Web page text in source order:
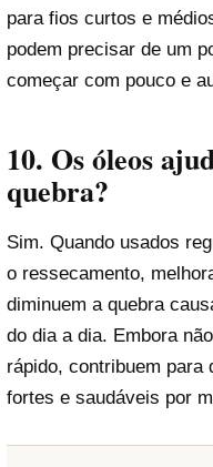
para fios curtos e
podem precisar de um
começar com pouco e
10. Os óleos
quebra?
Sim. Quando usados
o ressecamento,
diminuem a quebra
do dia a dia. Embora
rápido, contribuem para
fortes e saudáveis por